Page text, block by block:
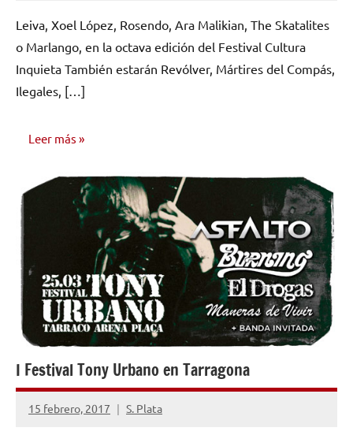
comentarios
Leiva, Xoel López, Rosendo, Ara Malikian, The Skatalites
o Marlango, en la octava edición del Festival Cultura
Inquieta También estarán Revólver, Mártires del Compás,
Ilegales, […]
Leer más
NOTICIAS
I Festival Tony Urbano en Tarragona
15 febrero, 2017 S. Plata
No